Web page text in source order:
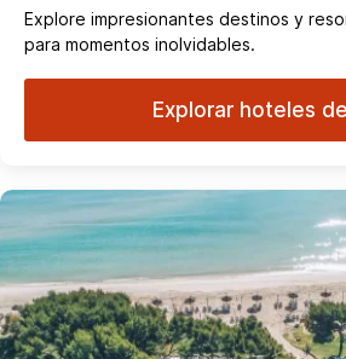
Explore impresionantes destinos y
para momentos inolvidables.
Explorar hoteles